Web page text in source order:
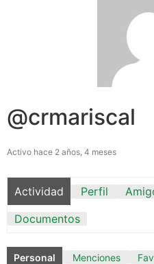
@crmariscal
Activo hace 2 años, 4 meses
Actividad Perfil
Documentos
Personal Menciones